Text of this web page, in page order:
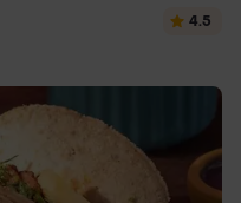
4.5